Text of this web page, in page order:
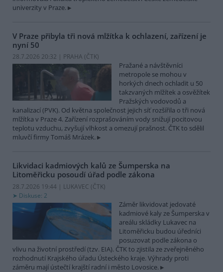
univerzity v Praze.
V Praze přibyla tři nová mlžítka k ochlazení, zařízení je
nyní 50
28.7.2026 20:32 | PRAHA (ČTK)
Pražané a návštěvníci
metropole se mohou v
horkých dnech ochladit u 50
takzvaných mlžítek a osvěžítek
Pražských vodovodů a
kanalizací (PVK). Od května společnost jejich síť rozšířila o tři nová
mlžítka v Praze 4. Zařízení rozprašováním vody snižují pocitovou
teplotu vzduchu, zvyšují vlhkost a omezují prašnost. ČTK to sdělil
mluvčí firmy Tomáš Mrázek.
Likvidaci kadmiových kalů ze Šumperska na
Litoměřicku posoudí úřad podle zákona
28.7.2026 19:44 | LUKAVEC (ČTK)
Diskuse: 2
Záměr likvidovat jedovaté
kadmiové kaly ze Šumperska v
areálu skládky Lukavec na
Litoměřicku budou úředníci
posuzovat podle zákona o
vlivu na životní prostředí (tzv. EIA). ČTK to zjistila ze zveřejněného
rozhodnutí Krajského úřadu Ústeckého kraje. Výhrady proti
záměru mají ústečtí krajští radní i město Lovosice.